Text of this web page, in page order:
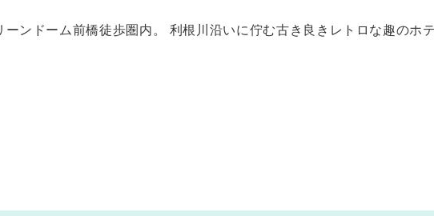
ンドーム前橋徒歩圏内。 利根川沿いに佇む古き良きレトロな趣のホ